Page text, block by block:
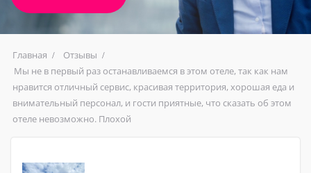
Главная
Отзывы
Мы не в первый раз останавливаемся в этом отеле, так как нам
нравится отличный сервис, красивая территория, хорошая еда и
внимательный персонал, и гости приятные, что сказать об этом
отеле невозможно. Плохой